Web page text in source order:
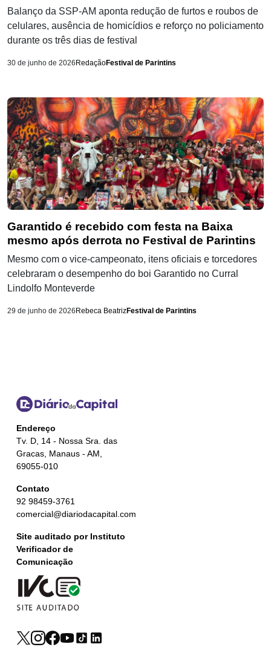
Balanço da SSP-AM aponta redução de furtos e roubos de
celulares, ausência de homicídios e reforço no policiamento
durante os três dias de festival
30 de junho de 2026 RedaçãoFestival de Parintins
Garantido é recebido com festa na Baixa
mesmo após derrota no Festival de Parintins
Mesmo com o vice-campeonato, itens oficiais e torcedores
celebraram o desempenho do boi Garantido no Curral
Lindolfo Monteverde
29 de junho de 2026 Rebeca BeatrizFestival de Parintins
Endereço
Tv. D, 14 - Nossa Sra. das
Gracas, Manaus - AM,
69055-010
Contato
92 98459-3761
comercial@diariodacapital.com
Site auditado por Instituto
Verificador de
Comunicação